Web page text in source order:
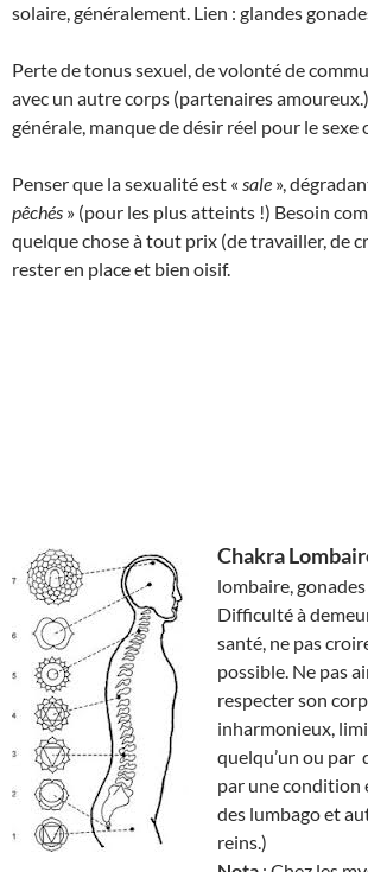
solaire, généralement. Lien : glandes
Perte de tonus sexuel, de volonté de
avec un autre corps (partenaires
générale, manque de désir réel pour le sexe
Penser que la sexualité est « sale »,
pêchés » (pour les plus atteints !) Besoin
quelque chose à tout prix (de travailler, de
rester en place et bien oisif.
Chakra
lombaire,
Difficulté à
santé, ne pas
possible. Ne pas
respecter son
inharmonieux,
quelqu’un ou par
par une condition
des lumbago et
reins.)